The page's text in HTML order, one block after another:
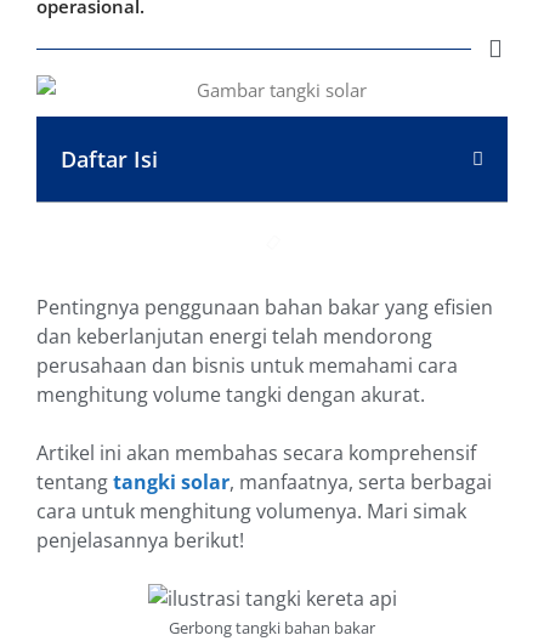
operasional.
Daftar Isi
Pentingnya penggunaan bahan bakar yang efisien
dan keberlanjutan energi telah mendorong
perusahaan dan bisnis untuk memahami cara
menghitung volume tangki dengan akurat.
Artikel ini akan membahas secara komprehensif
tentangtangki solar, manfaatnya, serta berbagai
cara untuk menghitung volumenya. Mari simak
penjelasannya berikut!
Gerbong tangki bahan bakar